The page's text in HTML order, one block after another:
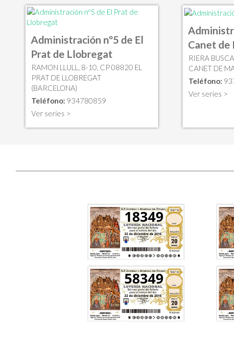
Administración nº5 de El
Prat de Llobregat
RAMON LLULL, 8-10, CP 08820 EL
PRAT DE LLOBREGAT
(BARCELONA)
Teléfono: 934780859
Ver series >
Canet de
RIERA
CANET DE
Teléfono:
Ver series >
18349
58349